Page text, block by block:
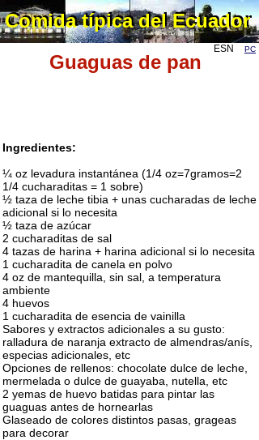
PC
Comida típica del Ecuador
Comida típica del Ecuador
Guaguas de pan
ESN
Ingredientes:
¼ oz levadura instantánea (1/4 oz=7gramos=2
1/4 cucharaditas = 1 sobre)
½ taza de leche tibia + unas cucharadas de leche
adicional si lo necesita
½ taza de azúcar
2 cucharaditas de sal
4 tazas de harina + harina adicional si lo necesita
1 cucharadita de canela en polvo
4 oz de mantequilla, sin sal, a temperatura
ambiente
4 huevos
1 cucharadita de esencia de vainilla
Sabores y extractos adicionales a su gusto:
ralladura de naranja extracto de almendras/anís,
especias adicionales, etc
Opciones de rellenos: chocolate dulce de leche,
mermelada o dulce de guayaba, nutella, etc
2 yemas de huevo batidas para pintar las
guaguas antes de hornearlas
Glaseado de colores distintos pasas, grageas
para decorar